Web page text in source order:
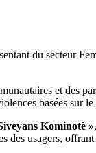
du secteur
et des
basées sur
Kominotè »
des usagers,